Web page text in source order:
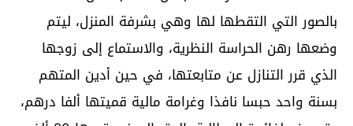
بالصور التي التقطها لها وهي بشرفة المنزل، ليتم
وضعها رهن الحراسة النظرية، والاستماع إلى زوجها
الذي قرر التنازل عن متابعتها، في حين أدين المتهم
بسنة واحد حبسا نافذا وغرامة مالية قميتها ألفا درهم،